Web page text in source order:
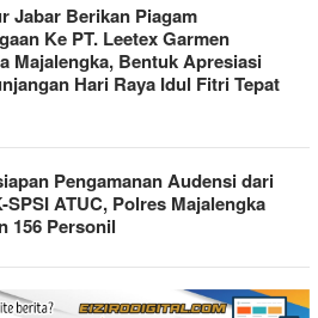
Jabar Berikan Piagam
Ke PT. Leetex Garmen
Majalengka, Bentuk Apresiasi
Hari Raya Idul Fitri Tepat
Pengamanan Audensi dari
SPSI ATUC, Polres Majalengka
156 Personil